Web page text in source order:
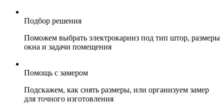
Подбор решения
Поможем выбрать электрокарниз под тип штор, размеры
окна и задачи помещения
Помощь с замером
Подскажем, как снять размеры, или организуем замер
для точного изготовления